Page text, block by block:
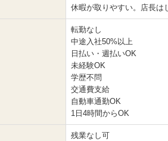
休暇が取りやすい。店長は
転勤なし
中途入社50%以上
日払い・週払いOK
未経験OK
学歴不問
交通費支給
自動車通勤OK
1日4時間からOK
残業なし可